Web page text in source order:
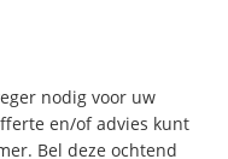
nodig voor uw
en/of advies kunt
Bel deze ochtend